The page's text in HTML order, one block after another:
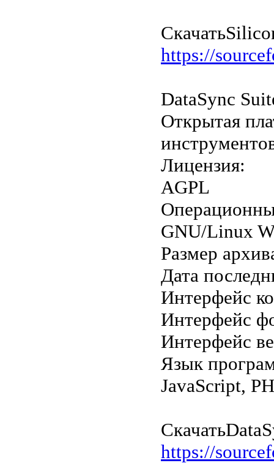
Скачать
https://
DataSync
Открытая
Лицензия:
AGPL
GNU/Linux
Размер
Дата
Интерфейс
Интерфейс
Интерфейс
Язык
JavaScript,
Скачать
https://